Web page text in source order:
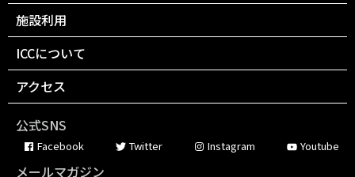
施設利用
ICCについて
アクセス
公式SNS
Facebook Twitter Instagram Youtube
メールマガジン